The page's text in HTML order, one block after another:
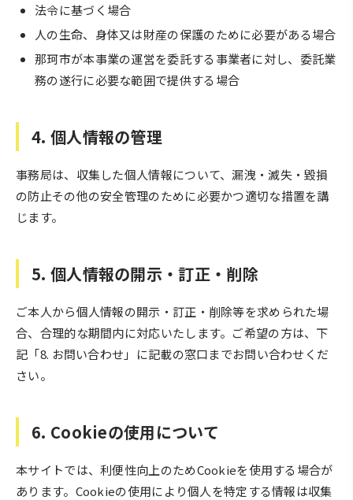
法令に基づく場合
人の生命、身体又は財産の保護のために必要がある場合
那珂市が本事業の運営を委託する事業者に対し、委託業
務の遂行に必要な範囲で提供する場合
4. 個人情報の管理
事務局は、収集した個人情報について、漏洩・滅失・毀損
の防止その他の安全管理のために必要かつ適切な措置を講
じます。
5. 個人情報の開示・訂正・削除
ご本人から個人情報の開示・訂正・削除等を求められた場
合、合理的な期間内に対応いたします。ご希望の方は、下
記「8. お問い合わせ」に記載の窓口までお問い合わせくだ
さい。
6. Cookieの使用について
本サイトでは、利便性向上のためCookieを使用する場合が
あります。Cookieの使用により個人を特定する情報は収集